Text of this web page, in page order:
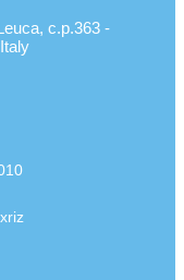
c.p.363 -